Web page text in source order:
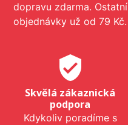
dopravu zdarma. Ostatní
objednávky už od 79 Kč.
verified_user
Skvělá zákaznická
podpora
Kdykoliv poradíme s